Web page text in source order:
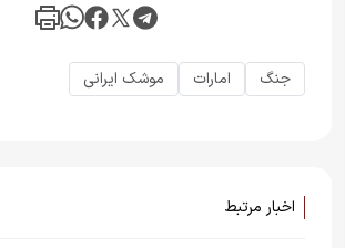
جنگ امارات موشک ایرانی
اخبار مرتبط